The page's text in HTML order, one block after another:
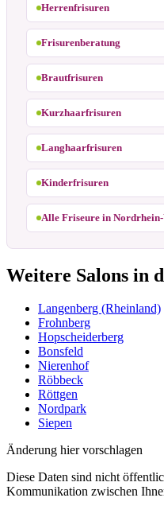
Herrenfrisuren
Frisurenberatung
Brautfrisuren
Kurzhaarfrisuren
Langhaarfrisuren
Kinderfrisuren
Alle Friseure in
Weitere Salons in
Langenberg (Rheinland)
Frohnberg
Hopscheiderberg
Bonsfeld
Nierenhof
Röbbeck
Röttgen
Nordpark
Siepen
Änderung hier vorschlagen
Diese Daten sind nicht
Kommunikation zwischen